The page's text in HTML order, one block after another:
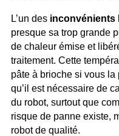
L’un des inconvénients
presque sa trop grande
de chaleur émise et
traitement. Cette
pâte à brioche si vous la
qu’il est nécessaire de
du robot, surtout que
risque de panne existe,
robot de qualité.